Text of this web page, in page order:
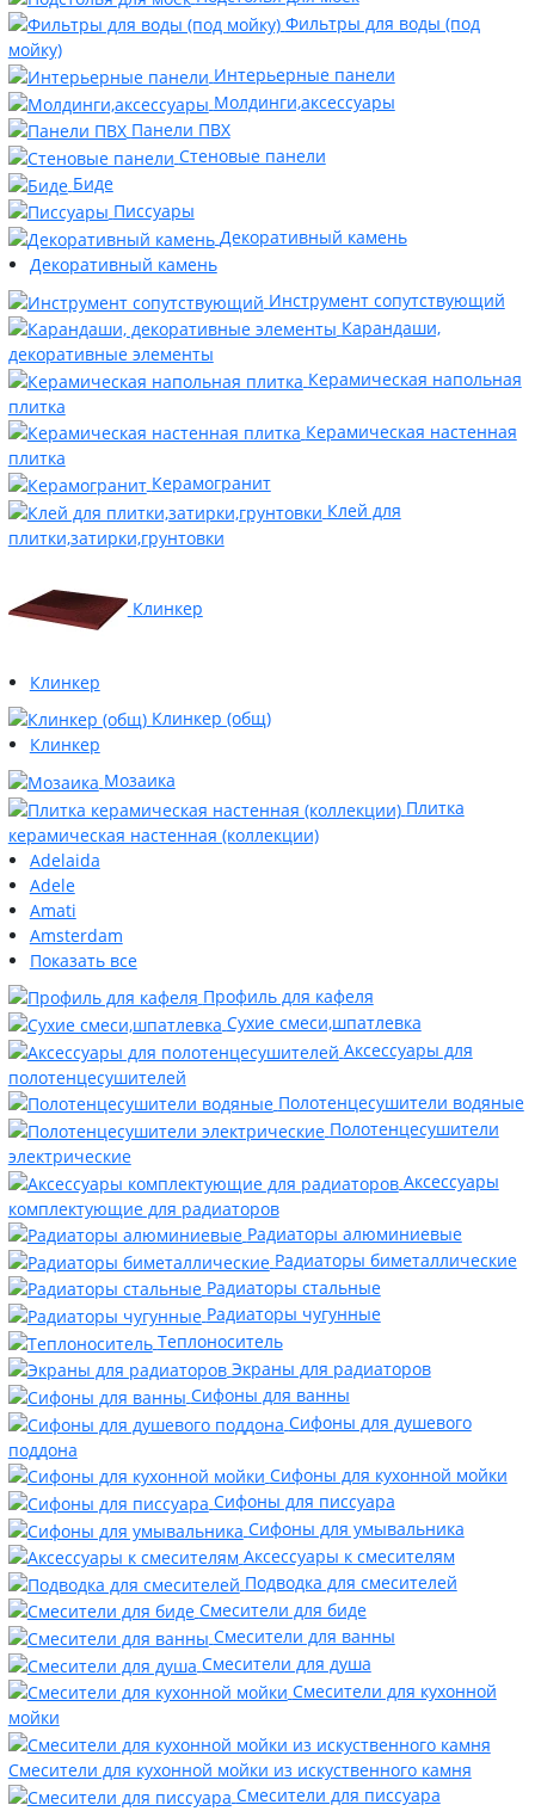
Фильтры для воды (под
мойку)
Интерьерные панели
Молдинги,аксессуары
Панели ПВХ
Стеновые панели
Биде
Писсуары
Декоративный камень
Декоративный камень
Инструмент сопутствующий
Карандаши,
декоративные элементы
Керамическая напольная
плитка
Керамическая настенная
плитка
Керамогранит
Клей для
плитки,затирки,грунтовки
Клинкер
Клинкер
Клинкер (общ)
Клинкер
Мозаика
Плитка
керамическая настенная (коллекции)
Adelaida
Adele
Amati
Amsterdam
Показать все
Профиль для кафеля
Сухие смеси,шпатлевка
Аксессуары для
полотенцесушителей
Полотенцесушители водяные
Полотенцесушители
электрические
Аксессуары
комплектующие для радиаторов
Радиаторы алюминиевые
Радиаторы биметаллические
Радиаторы стальные
Радиаторы чугунные
Теплоноситель
Экраны для радиаторов
Сифоны для ванны
Сифоны для душевого
поддона
Сифоны для кухонной мойки
Сифоны для писсуара
Сифоны для умывальника
Аксессуары к смесителям
Подводка для смесителей
Смесители для биде
Смесители для ванны
Смесители для душа
Смесители для кухонной
мойки
Смесители для кухонной мойки из искуственного камня
Смесители для писсуара